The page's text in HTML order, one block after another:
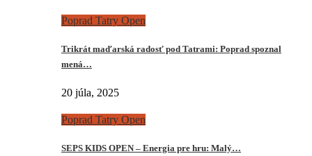
Poprad Tatry Open
Trikrát maďarská radosť pod Tatrami: Poprad spoznal
mená…
20 júla, 2025
Poprad Tatry Open
SEPS KIDS OPEN – Energia pre hru: Malý…